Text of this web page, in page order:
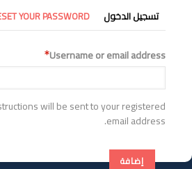
التبويبات
الأساسية
تسجيل الدخول YOUR PASSWORD
Username or email address
will be sent to your registered
email address.